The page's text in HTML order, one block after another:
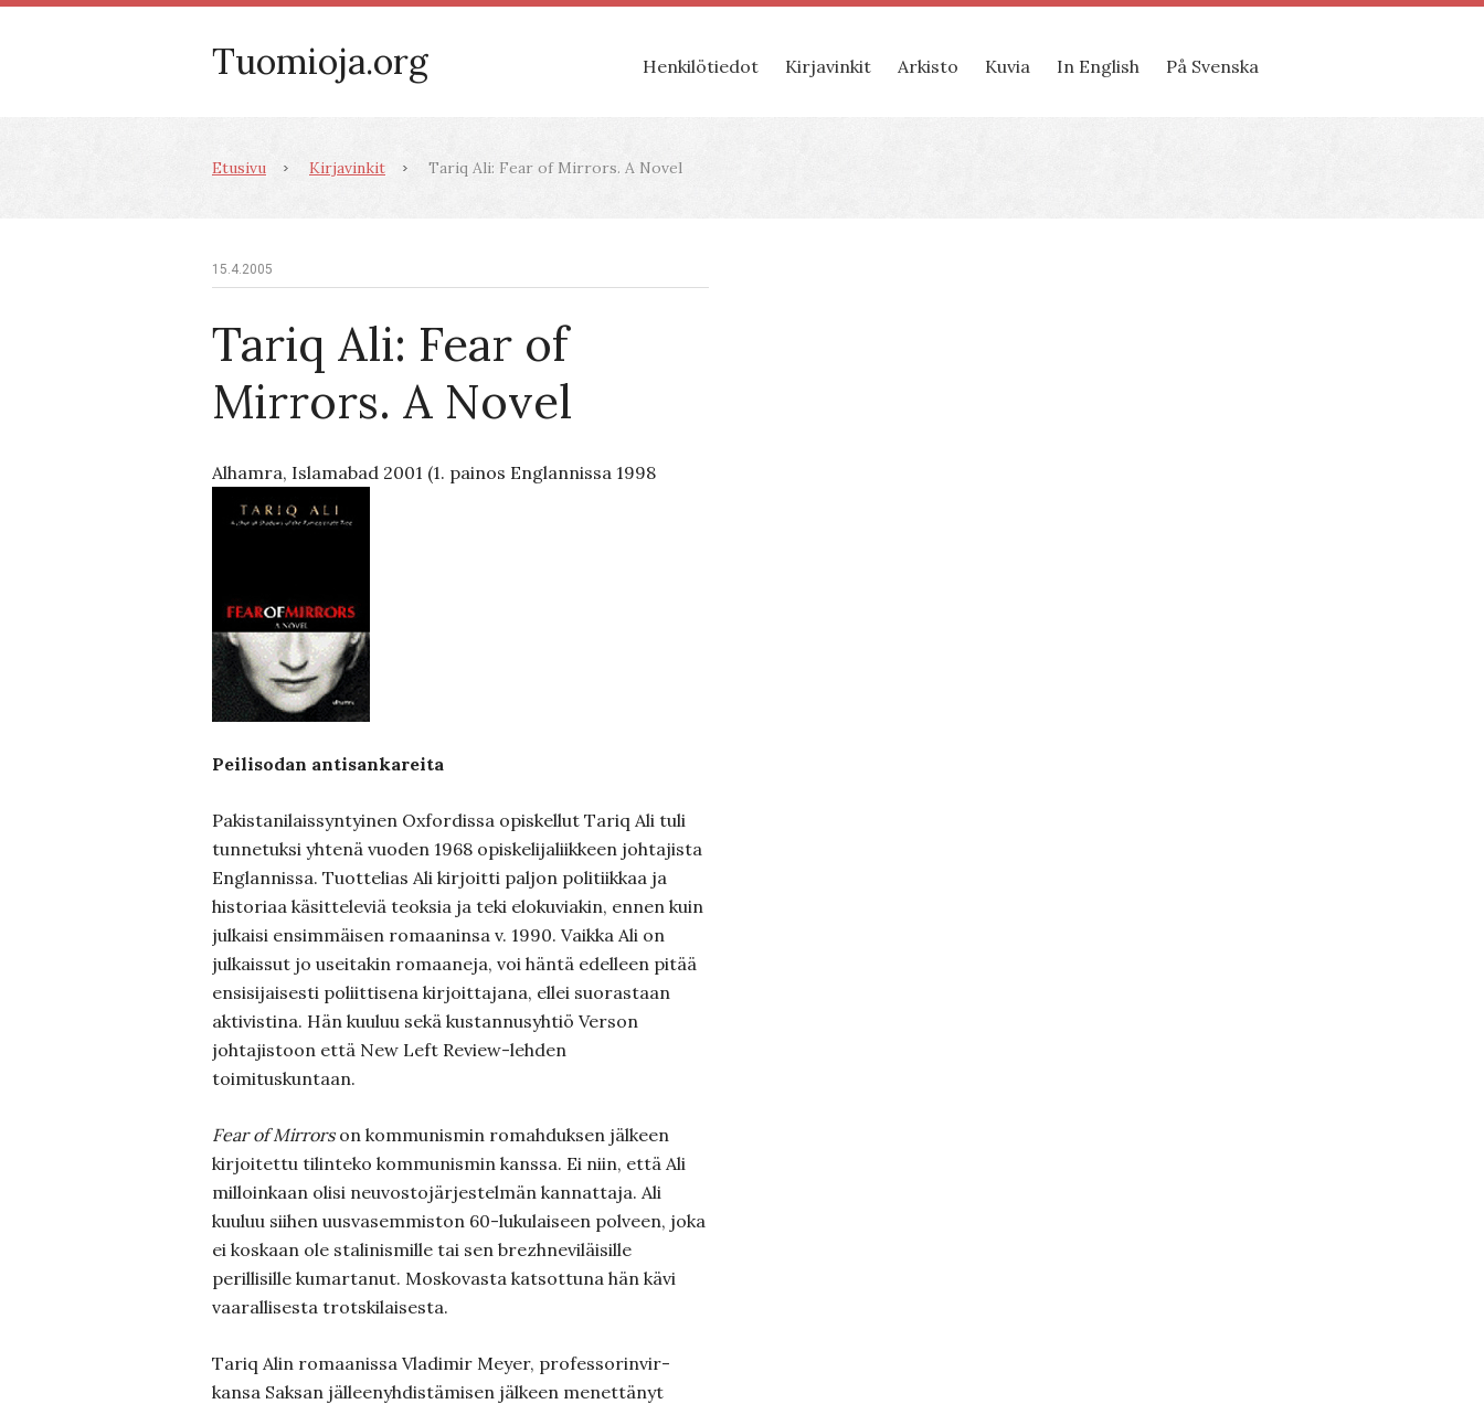
Tuomioja.org Henkilötiedot Kirjavinkit Arkisto Kuvia In English På Svenska
Etusivu Kirjavinkit Tariq Ali: Fear of Mirrors. A Novel
15.4.2005
Tariq Ali: Fear of
Mirrors. A Novel
Alhamra, Islamabad 2001 (1. painos Englannissa 1998
Peilisodan antisankareita
Pakistanilaissyntyinen Oxfordissa opiskellut Tariq Ali tuli
tunnetuksi yhtenä vuoden 1968 opiskelijaliikkeen johtajista
Englannissa. Tuottelias Ali kirjoitti paljon politiikkaa ja
historiaa käsitteleviä teoksia ja teki elokuviakin, ennen kuin
julkaisi ensimmäisen romaaninsa v. 1990. Vaikka Ali on
julkaissut jo useitakin romaaneja, voi häntä edelleen pitää
ensisijaisesti poliittisena kirjoittajana, ellei suorastaan
aktivistina. Hän kuuluu sekä kustannusyhtiö Verson
johtajistoon että New Left Review-lehden
toimituskuntaan.
Fear of Mirrorson kommunismin romahduksen jälkeen
kirjoitettu tilinteko kommunismin kanssa. Ei niin, että Ali
milloinkaan olisi neuvostojärjestelmän kannattaja. Ali
kuuluu siihen uusvasemmis­ton 60-lukulaiseen polveen, joka
ei koskaan ole stalinismille tai sen brezhneviläisille
perillisille kumar­tanut. Moskovasta katsot­tuna hän kävi
vaarallisesta trotskilaisesta.
Tariq Alin romaanissa Vladimir Meyer, professorinvir­
kansa Saksan jälleenyh­distämisen jälkeen menettänyt